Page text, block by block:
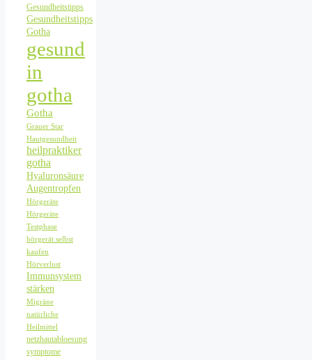
Gesundheitstipps
Gesundheitstipps
Gotha
gesund
in
gotha
Gotha
Grauer Star
Hautgesundheit
heilpraktiker
gotha
Hyaluronsäure
Augentropfen
Hörgeräte
Hörgeräte
Testphase
hörgerät selbst
kaufen
Hörverlust
Immunsystem
stärken
Migräne
natürliche
Heilmittel
netzhautabloesung
symptome